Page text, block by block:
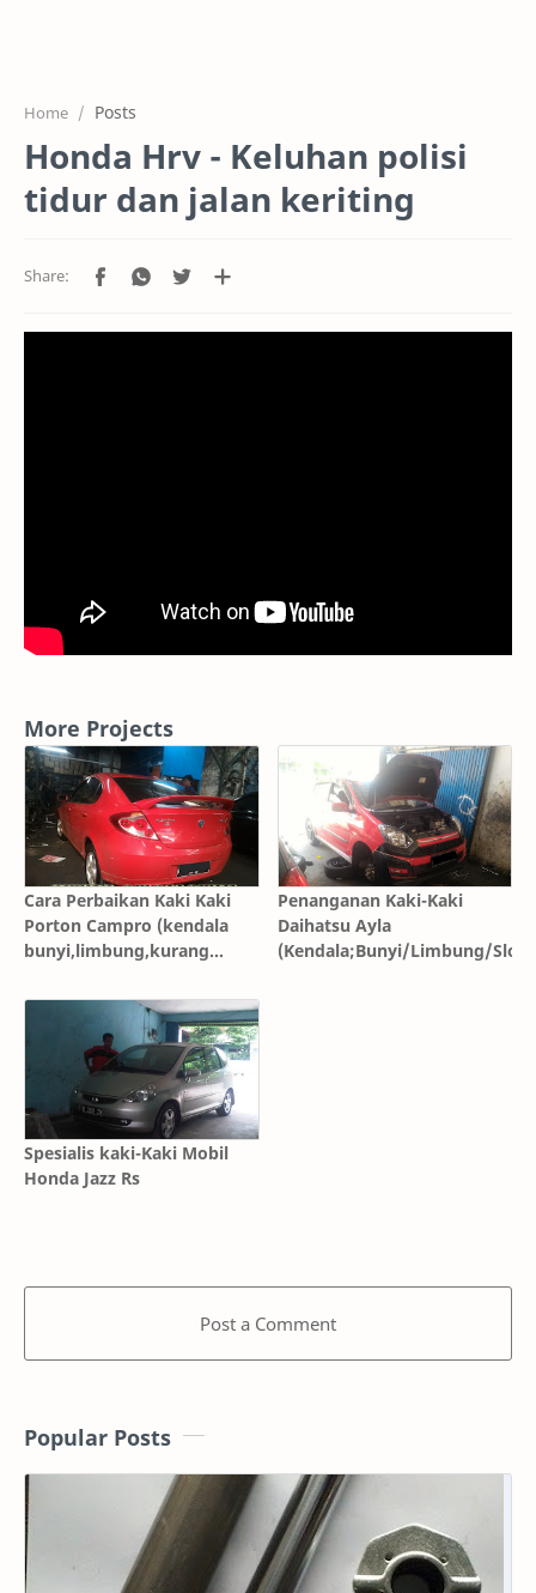
PROJEK
SERVICE
Home Posts
Honda Hrv - Keluhan polisi
tidur dan jalan keriting
More Projects
Cara Perbaikan Kaki Kaki
Porton Campro (kendala
bunyi,limbung,kurang
Penanganan Kaki-Kaki
Daihatsu Ayla
(Kendala;Bunyi/Limbung/
Spesialis kaki-Kaki Mobil
Honda Jazz Rs
Post a Comment
Popular Posts